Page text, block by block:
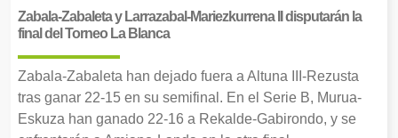
Zabala-Zabaleta y Larrazabal-Mariezkurrena II disputarán la
final del Torneo La Blanca
Zabala-Zabaleta han dejado fuera a Altuna III-Rezusta
tras ganar 22-15 en su semifinal. En el Serie B, Murua-
Eskuza han ganado 22-16 a Rekalde-Gabirondo, y se